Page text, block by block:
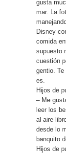
gusta
mar. La
Disney
comida
supuesto
cuestión
gentio.
es.
Hijos de
– Me
leer los
al aire
desde lo
banquito
Hijos de